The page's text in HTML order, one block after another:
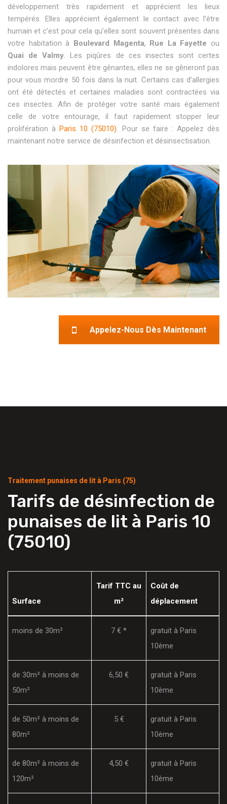
développement très rapidement et apprécient les lieux
tempérés. Elles apprécient également le contact avec l’être
humain et c’est pour cela qu’elles sont souvent présentes dans
votre habitation à Boulevard Magenta, Rue La Fayette ou
Quai de Valmy. Les piqûres de ces insectes sont certes
indolores mais peuvent être gênantes, elles ne se gêneront pas
pour vous mordre 50 fois dans la nuit. Certains cas d’allergies
ont été détectés et certaines maladies sont contractées via
ces insectes. Afin de protéger votre santé mais également
celle de votre entourage, il faut rapidement stopper leur
prolifération àParis 10 (75010). Pour se faire : Appelez dès
maintenant notre service de désinfection et désinsectisation.
Appelez-Nous Dès Maintenant
Traitement punaises de lit à Paris (75)
Tarifs de désinfection de
punaises de lit à Paris 10
(75010)
Surface
Tarif TTC au
m²
Coût de
déplacement
moins de 30m² 7 € *
gratuit à Paris
10ème
de 30m² à moins de
50m²
6,50 €
gratuit à Paris
10ème
de 50m² à moins de
80m²
5 €
gratuit à Paris
10ème
de 80m² à moins de
120m²
4,50 €
gratuit à Paris
10ème